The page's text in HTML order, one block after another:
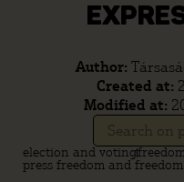
Author:
Created at:
Modified at:
election and voting
press freedom and